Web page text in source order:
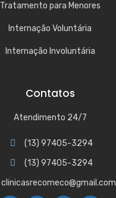
Tratamento para Menores
Internação Voluntária
Internação Involuntária
Contatos
Atendimento 24/7
(13) 97405-3294
(13) 97405-3294
clinicasrecomeco@gmail.com